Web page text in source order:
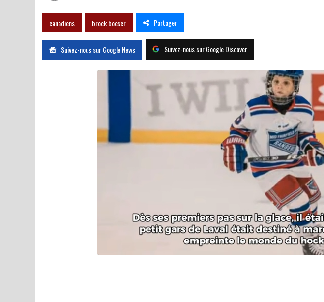
canadiens brock boeser Partager
Suivez-nous sur Google News Suivez-nous sur Google Discover